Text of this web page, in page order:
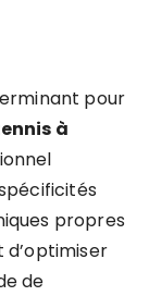
pour
à
propres
de